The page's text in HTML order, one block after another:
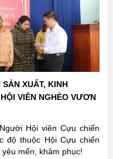
XUẤT, KINH
VIÊN NGHÈO VƯƠN
Hội viên Cựu chiến
độ thuộc Hội Cựu chiến
yêu mến, khâm phục!